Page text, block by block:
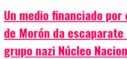
Un medio financiado
de Morón da
grupo nazi Núcleo